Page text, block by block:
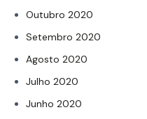
Outubro 2020
Setembro 2020
Agosto 2020
Julho 2020
Junho 2020